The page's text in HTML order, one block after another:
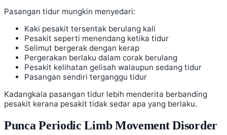
Pasangan tidur mungkin menyedari:
Kaki pesakit tersentak berulang kali
Pesakit seperti menendang ketika tidur
Selimut bergerak dengan kerap
Pergerakan berlaku dalam corak berulang
Pesakit kelihatan gelisah walaupun sedang tidur
Pasangan sendiri terganggu tidur
Kadangkala pasangan tidur lebih menderita berbanding
pesakit kerana pesakit tidak sedar apa yang berlaku.
Punca Periodic Limb Movement Disorder